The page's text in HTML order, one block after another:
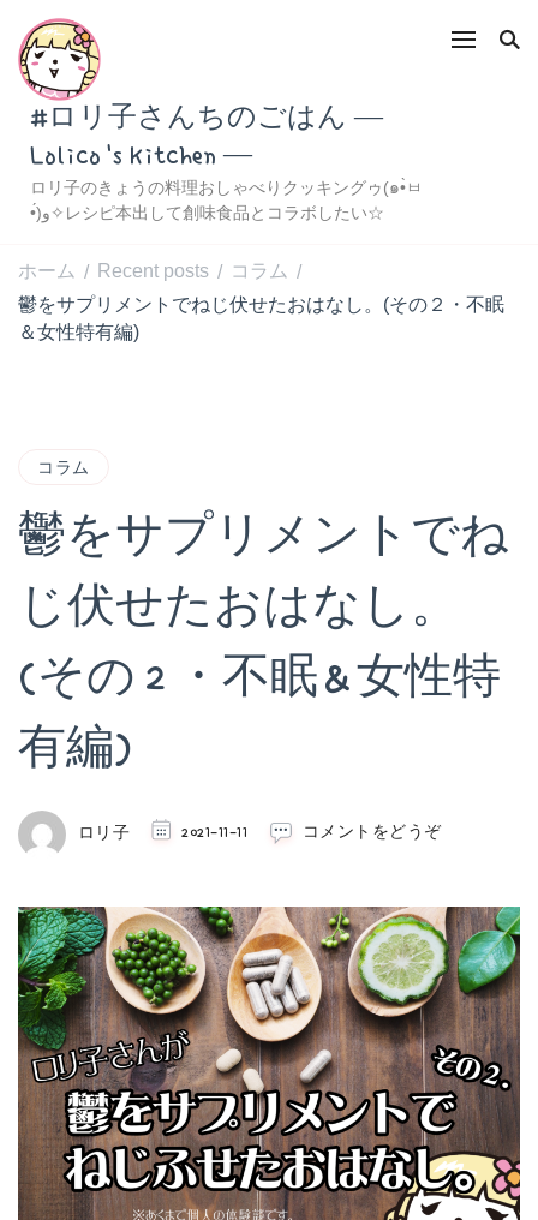
#ロリ子さんちのごはん ―
Lolico's Kitchen ―
ロリ子のきょうの料理おしゃべりクッキングゥ(๑•̀ㅂ
•́)و✧レシピ本出して創味食品とコラボしたい☆
ホーム / Recent posts / コラム /
鬱をサプリメントでねじ伏せたおはなし。(その２・不眠
＆女性特有編)
コラム
鬱をサプリメントでね
じ伏せたおはなし。
(その２・不眠＆女性特
有編)
ロリ子 2021-11-11 コメントをどうぞ(鬱
プ
リ
メ
ン
ト
で
ね
じ
伏
せ
た
お
は